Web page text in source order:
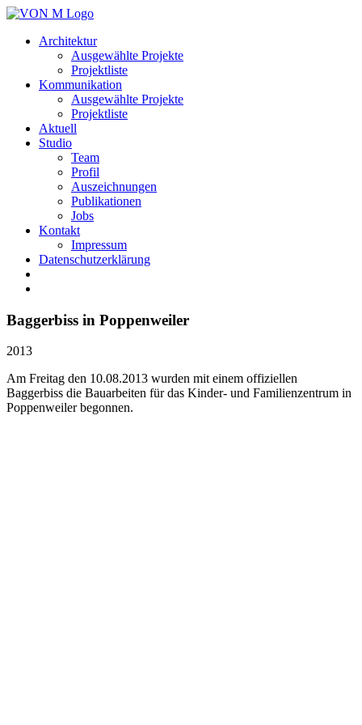
Architektur
Ausgewählte Projekte
Projektliste
Kommunikation
Ausgewählte Projekte
Projektliste
Aktuell
Studio
Team
Profil
Auszeichnungen
Publikationen
Jobs
Kontakt
Impressum
Datenschutzerklärung
Baggerbiss in Poppenweiler
2013
Am Freitag den 10.08.2013 wurden mit einem offiziellen
Baggerbiss die Bauarbeiten für das Kinder- und Familienzentrum in
Poppenweiler begonnen.